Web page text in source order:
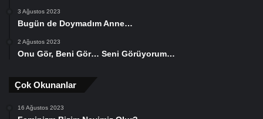
3 Ağustos 2023
Bugün de Doymadım Anne…
2 Ağustos 2023
Onu Gör, Beni Gör… Seni Görüyorum…
Çok Okunanlar
16 Ağustos 2023